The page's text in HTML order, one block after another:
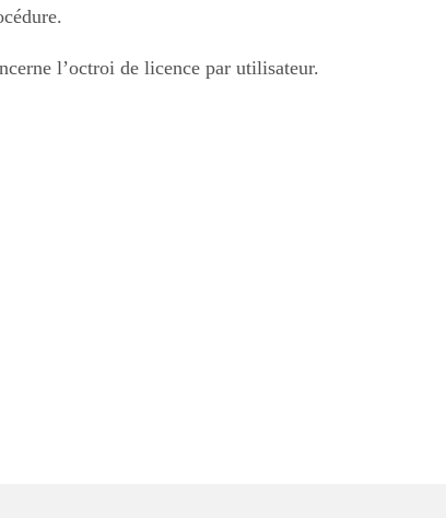
l’octroi de licence par utilisateur.